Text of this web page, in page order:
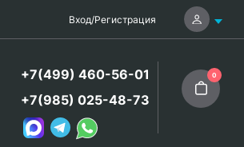
Вход/Регистрация
+7(499) 460-56-01
+7(985) 025-48-73
0